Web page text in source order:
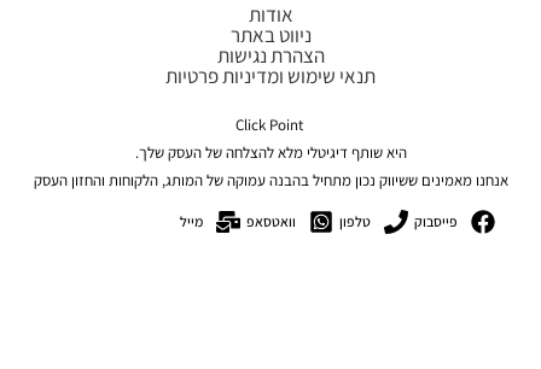
אודות
ניווט באתר
הצהרת נגישות
תנאי שימוש ומדיניות פרטיות
Click Point
היא שותף דיגיטלי מלא להצלחה של העסק שלך.
אנחנו מאמינים ששיווק נכון מתחיל בהבנה עמוקה של המותג, הלקוחות והחזון העסק
פייסבוק טלפון וואטסאפ מייל